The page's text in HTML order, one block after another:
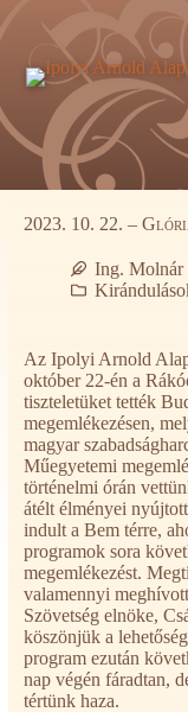
tartalomra
2023. 10. 22. –
Ing. Molnár
Az Ipolyi Arnold
október 22-én a
tiszteletüket tették
megemlékezésen,
magyar
Műegyetemi
történelmi órán
átélt élményei
indult a Bem térre,
programok sora
megemlékezést.
valamennyi
Szövetség elnöke,
köszönjük a
program ezután
nap végén fáradtan,
tértünk haza.